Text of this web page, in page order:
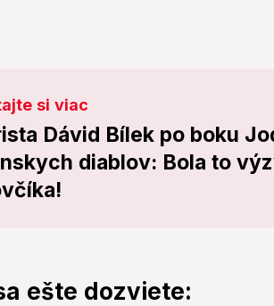
si viac
Dávid Bílek po boku
diablov: Bola to
ešte dozviete: